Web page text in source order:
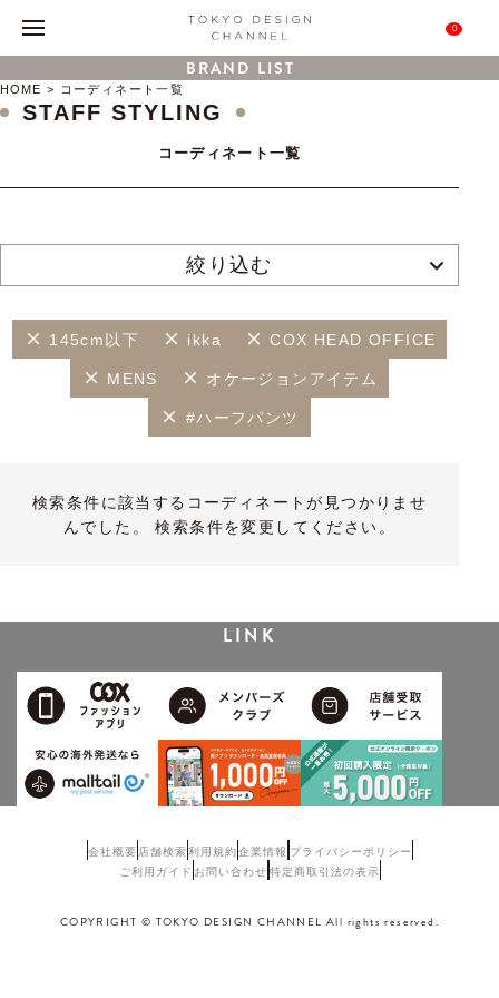
0
BRAND LIST
HOME コーディネート一覧
STAFF STYLING
コーディネート一覧
絞り込む
145cm以下 ikka COX HEAD OFFICE
MENS オケージョンアイテム
#ハーフパンツ
検索条件に該当するコーディネートが見つかりませ
んでした。 検索条件を変更してください。
LINK
会社概要 店舗検索利用規約企業情報 プライバシーポリシー
ご利用ガイド お問い合わせ 特定商取引法の表示
COPYRIGHT © TOKYO DESIGN CHANNEL All rights reserved.